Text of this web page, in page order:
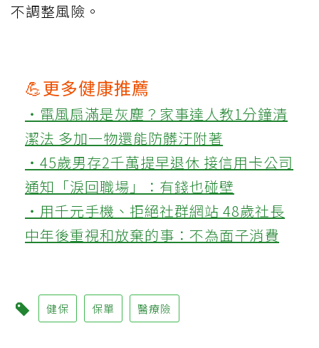
不調整風險。
💪更多健康推薦
‧電風扇滿是灰塵？家事達人教1分鐘清
潔法 多加一物還能防髒汙附著
‧45歲男存2千萬提早退休 接信用卡公司
通知「淚回職場」：有錢也碰壁
‧用千元手機、拒絕社群網站 48歲社長
中年後重視和放棄的事：不為面子消費
健保 保單 醫療險